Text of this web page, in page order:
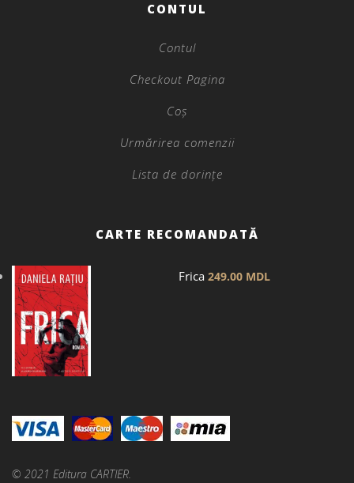
CONTUL
Contul
Checkout Pagina
Coș
Urmărirea comenzii
Lista de dorințe
CARTE RECOMANDATĂ
Frica 249.00 MDL
© 2021 Editura CARTIER.